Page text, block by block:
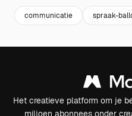
communicatie spraak-
Het creatieve platform om je
miljoen abonnees onder